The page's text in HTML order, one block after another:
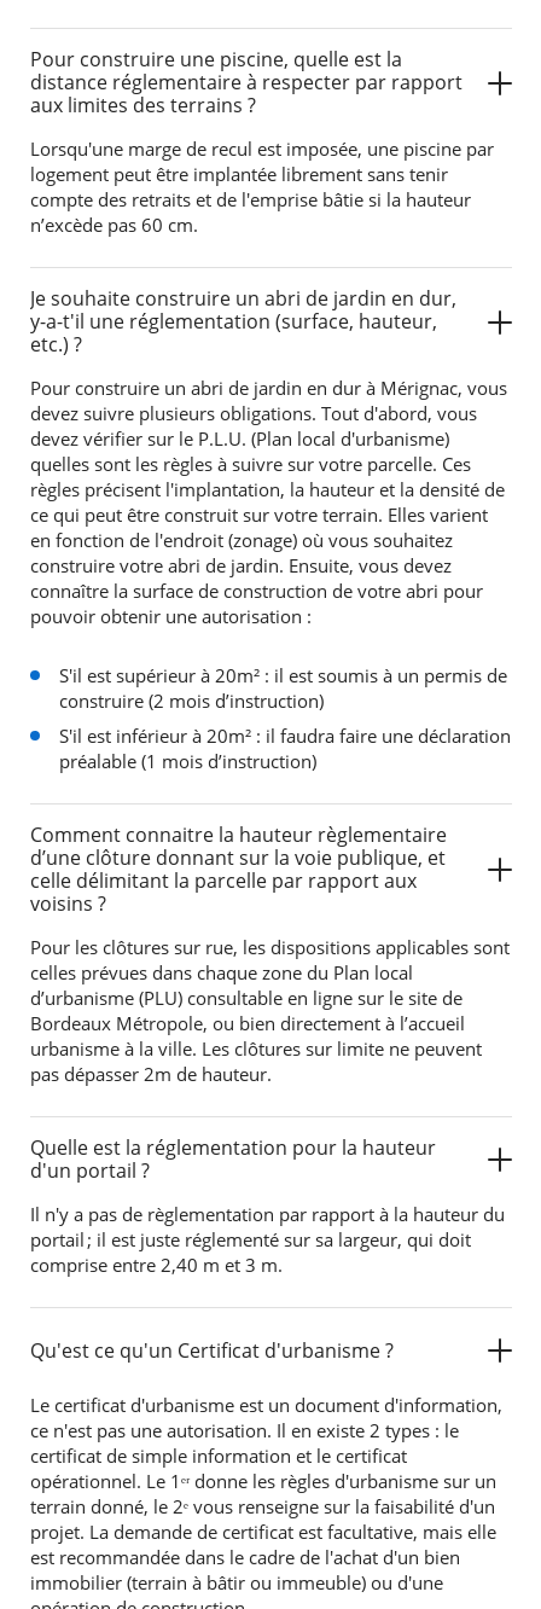
RECHERCHER ...
Pour construire une piscine, quelle est la
distance réglementaire à respecter par rapport
aux limites des terrains ?
Lorsqu'une marge de recul est imposée, une piscine par
logement peut être implantée librement sans tenir
compte des retraits et de l'emprise bâtie si la hauteur
n’excède pas 60 cm.
Je souhaite construire un abri de jardin en dur,
y-a-t'il une réglementation (surface, hauteur,
etc.) ?
Pour construire un abri de jardin en dur à Mérignac, vous
devez suivre plusieurs obligations. Tout d'abord, vous
devez vérifier sur le P.L.U. (Plan local d'urbanisme)
quelles sont les règles à suivre sur votre parcelle. Ces
règles précisent l'implantation, la hauteur et la densité de
ce qui peut être construit sur votre terrain. Elles varient
en fonction de l'endroit (zonage) où vous souhaitez
construire votre abri de jardin. Ensuite, vous devez
connaître la surface de construction de votre abri pour
pouvoir obtenir une autorisation :
S'il est supérieur à 20m² : il est soumis à un permis de
construire (2 mois d’instruction)
S'il est inférieur à 20m² : il faudra faire une déclaration
préalable (1 mois d’instruction)
Comment connaitre la hauteur règlementaire
d’une clôture donnant sur la voie publique, et
celle délimitant la parcelle par rapport aux
voisins ?
Pour les clôtures sur rue, les dispositions applicables sont
celles prévues dans chaque zone du Plan local
d’urbanisme (PLU) consultable en ligne sur le site de
Bordeaux Métropole, ou bien directement à l’accueil
urbanisme à la ville. Les clôtures sur limite ne peuvent
pas dépasser 2m de hauteur.
Quelle est la réglementation pour la hauteur
d'un portail ?
Il n'y a pas de règlementation par rapport à la hauteur du
portail ; il est juste réglementé sur sa largeur, qui doit
comprise entre 2,40 m et 3 m.
Qu'est ce qu'un Certificat d'urbanisme ?
Le certificat d'urbanisme est un document d'information,
ce n'est pas une autorisation. Il en existe 2 types : le
certificat de simple information et le certificat
opérationnel. Le 1ᵉʳ donne les règles d'urbanisme sur un
terrain donné, le 2ᵉ vous renseigne sur la faisabilité d'un
projet. La demande de certificat est facultative, mais elle
est recommandée dans le cadre de l'achat d'un bien
immobilier (terrain à bâtir ou immeuble) ou d'une